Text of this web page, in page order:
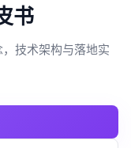
书
技术架构与落地实